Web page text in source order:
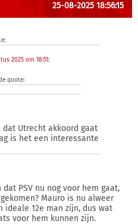
25-08-2025 18:56:15
2025 om 18:51:
quote:
Utrecht akkoord gaat
is het een interessante
PSV nu nog voor hem gaat,
Mauro is nu alweer
ideale 12e man zijn, dus wat
voor hem kunnen zijn.